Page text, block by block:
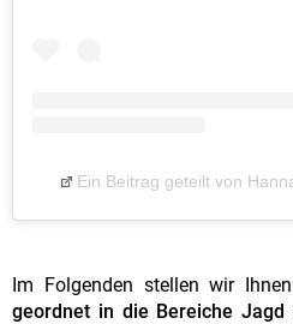
Ein Beitrag geteilt von
Im Folgenden stellen wir Ihnen
geordnet in die Bereiche Jagd